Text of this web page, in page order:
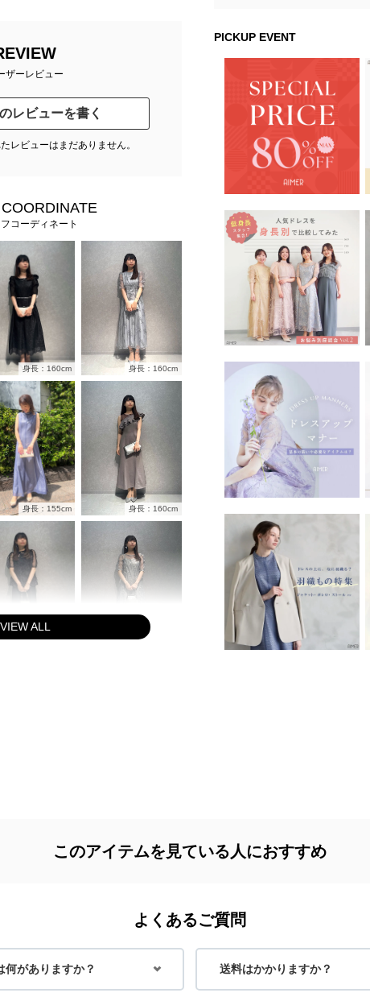
ザーレビュー
レビューを書く
レビューはまだありません。
コーディネート
身長：160cm 身長：160cm
身長：155cm 身長：160cm
VIEW ALL
PICKUP EVENT
このアイテムを見ている人におすすめ
よくあるご質問
何がありますか？ 送料はかかりますか？